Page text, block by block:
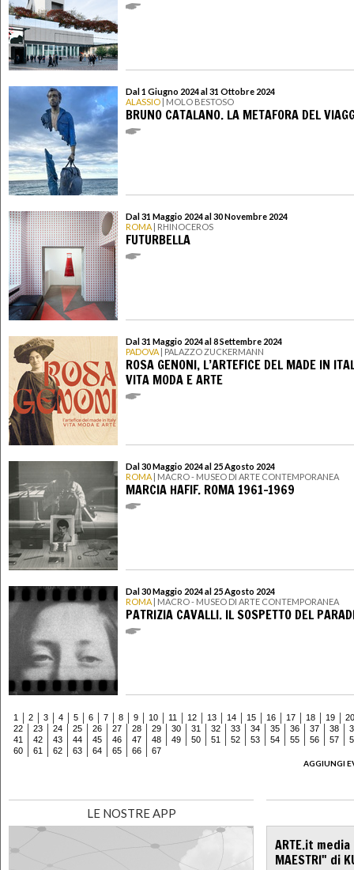
Dal 1 Giugno 2024 al 31 Ottobre 2024
ALASSIO | MOLO BESTOSO
BRUNO CATALANO. LA METAFORA DEL
Dal 31 Maggio 2024 al 30 Novembre 2024
ROMA | RHINOCEROS
FUTURBELLA
Dal 31 Maggio 2024 al 8 Settembre 2024
PADOVA | PALAZZO ZUCKERMANN
ROSA GENONI, L’ARTEFICE DEL MADE IN
VITA MODA E ARTE
Dal 30 Maggio 2024 al 25 Agosto 2024
ROMA | MACRO - MUSEO DI ARTE CONTEMPORANEA
MARCIA HAFIF. ROMA 1961-1969
Dal 30 Maggio 2024 al 25 Agosto 2024
ROMA | MACRO - MUSEO DI ARTE CONTEMPORANEA
PATRIZIA CAVALLI. IL SOSPETTO DEL
1 2 3 4 5 6 7 8 9 10 11 12 13 14 15 16 17 18 19
20
22
23 24 25 26 27 28 29 30 31 32 33 34 35 36 37 38
41
42 43 44 45 46 47 48 49 50 51 52 53 54 55 56 57
60
61 62 63 64 65 66
67
AGGIUNGI
LE NOSTRE APP
ARTE.it
MAESTRI" di